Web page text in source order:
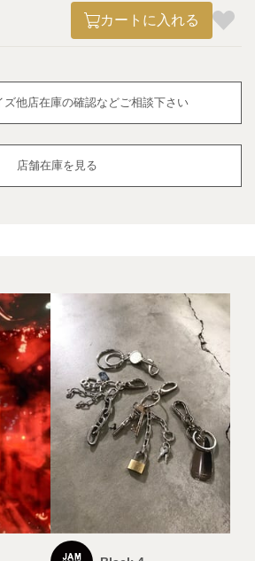
カートに入れる
ズ他店在庫の確認などご相談下さい
店舗在庫を見る